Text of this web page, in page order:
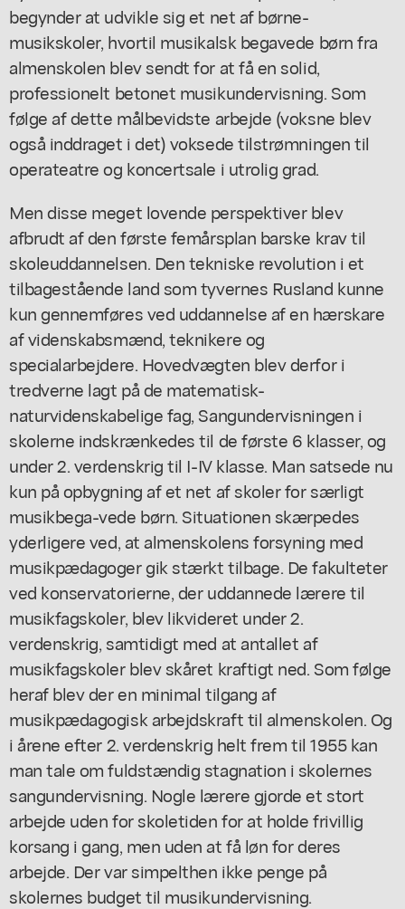
begynder at udvikle sig et net af børne-
musikskoler, hvortil musikalsk begavede børn fra
almenskolen blev sendt for at få en solid,
professionelt betonet musikundervisning. Som
følge af dette målbevidste arbejde (voksne blev
også inddraget i det) voksede tilstrømningen til
operateatre og koncertsale i utrolig grad.
Men disse meget lovende perspektiver blev
afbrudt af den første femårsplan barske krav til
skoleuddannelsen. Den tekniske revolution i et
tilbagestående land som tyvernes Rusland kunne
kun gennemføres ved uddannelse af en hærskare
af videnskabsmænd, teknikere og
specialarbejdere. Hovedvægten blev derfor i
tredverne lagt på de matematisk-
naturvidenskabelige fag, Sangundervisningen i
skolerne indskrænkedes til de første 6 klasser, og
under 2. verdenskrig til I-IV klasse. Man satsede nu
kun på opbygning af et net af skoler for særligt
musikbega-vede børn. Situationen skærpedes
yderligere ved, at almenskolens forsyning med
musikpædagoger gik stærkt tilbage. De fakulteter
ved konservatorierne, der uddannede lærere til
musikfagskoler, blev likvideret under 2.
verdenskrig, samtidigt med at antallet af
musikfagskoler blev skåret kraftigt ned. Som følge
heraf blev der en minimal tilgang af
musikpædagogisk arbejdskraft til almenskolen. Og
i årene efter 2. verdenskrig helt frem til 1955 kan
man tale om fuldstændig stagnation i skolernes
sangundervisning. Nogle lærere gjorde et stort
arbejde uden for skoletiden for at holde frivillig
korsang i gang, men uden at få løn for deres
arbejde. Der var simpelthen ikke penge på
skolernes budget til musikundervisning.